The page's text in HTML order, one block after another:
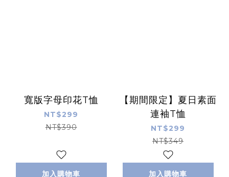
寬版字母印花T恤
NT$299
NT$390
加入購物車
【期間限定】夏日素面
連袖T恤
NT$299
NT$349
加入購物車